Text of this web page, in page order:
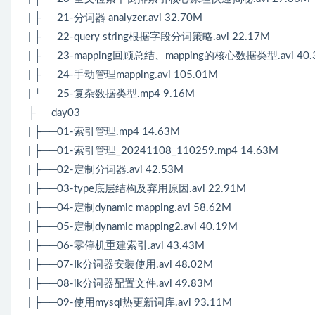
| ├──21-分词器 analyzer.avi 32.70M
| ├──22-query string根据字段分词策略.avi 22.17M
| ├──23-mapping回顾总结、mapping的核心数据类型.avi
| ├──24-手动管理mapping.avi 105.01M
| └──25-复杂数据类型.mp4 9.16M
├──day03
| ├──01-索引管理.mp4 14.63M
| ├──01-索引管理_20241108_110259.mp4 14.63M
| ├──02-定制分词器.avi 42.53M
| ├──03-type底层结构及弃用原因.avi 22.91M
| ├──04-定制dynamic mapping.avi 58.62M
| ├──05-定制dynamic mapping2.avi 40.19M
| ├──06-零停机重建索引.avi 43.43M
| ├──07-Ik分词器安装使用.avi 48.02M
| ├──08-ik分词器配置文件.avi 49.83M
| ├──09-使用mysql热更新词库.avi 93.11M